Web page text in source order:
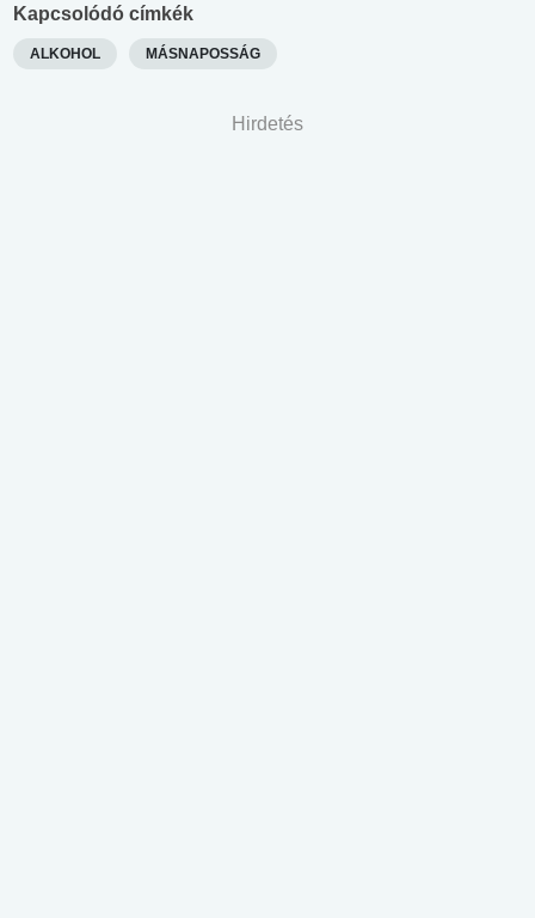
Kapcsolódó címkék
ALKOHOL MÁSNAPOSSÁG
Hirdetés